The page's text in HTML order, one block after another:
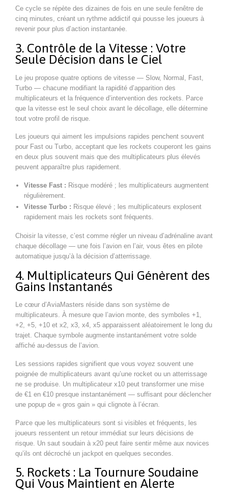
Ce cycle se répète des dizaines de fois en une seule fenêtre de
cinq minutes, créant un rythme addictif qui pousse les joueurs à
revenir pour plus d’action instantanée.
3. Contrôle de la Vitesse : Votre
Seule Décision dans le Ciel
Le jeu propose quatre options de vitesse — Slow, Normal, Fast,
Turbo — chacune modifiant la rapidité d’apparition des
multiplicateurs et la fréquence d’intervention des rockets. Parce
que la vitesse est le seul choix avant le décollage, elle détermine
tout votre profil de risque.
Les joueurs qui aiment les impulsions rapides penchent souvent
pour Fast ou Turbo, acceptant que les rockets couperont les gains
en deux plus souvent mais que des multiplicateurs plus élevés
peuvent apparaître plus rapidement.
Vitesse Fast : Risque modéré ; les multiplicateurs augmentent
régulièrement.
Vitesse Turbo : Risque élevé ; les multiplicateurs explosent
rapidement mais les rockets sont fréquents.
Choisir la vitesse, c’est comme régler un niveau d’adrénaline avant
chaque décollage — une fois l’avion en l’air, vous êtes en pilote
automatique jusqu’à la décision d’atterrissage.
4. Multiplicateurs Qui Génèrent des
Gains Instantanés
Le cœur d’AviaMasters réside dans son système de
multiplicateurs. À mesure que l’avion monte, des symboles +1,
+2, +5, +10 et x2, x3, x4, x5 apparaissent aléatoirement le long du
trajet. Chaque symbole augmente instantanément votre solde
affiché au-dessus de l’avion.
Les sessions rapides signifient que vous voyez souvent une
poignée de multiplicateurs avant qu’une rocket ou un atterrissage
ne se produise. Un multiplicateur x10 peut transformer une mise
de €1 en €10 presque instantanément — suffisant pour déclencher
une popup de « gros gain » qui clignote à l’écran.
Parce que les multiplicateurs sont si visibles et fréquents, les
joueurs ressentent un retour immédiat sur leurs décisions de
risque. Un saut soudain à x20 peut faire sentir même aux novices
qu’ils ont décroché un jackpot en quelques secondes.
5. Rockets : La Tournure Soudaine
Qui Vous Maintient en Alerte